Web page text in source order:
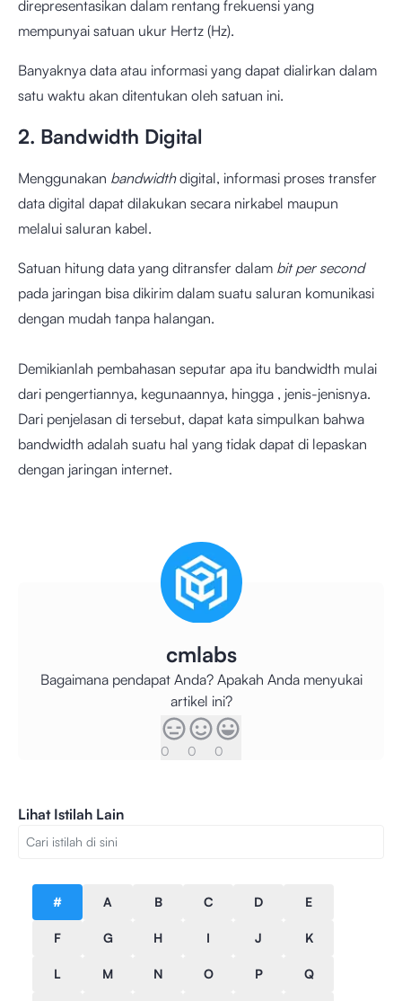
direpresentasikan dalam rentang frekuensi yang
mempunyai satuan ukur Hertz (Hz).
Banyaknya data atau informasi yang dapat dialirkan dalam
satu waktu akan ditentukan oleh satuan ini.
2. Bandwidth Digital
Menggunakan bandwidthdigital, informasi proses transfer
data digital dapat dilakukan secara nirkabel maupun
melalui saluran kabel.
Satuan hitung data yang ditransfer dalam bit per second
pada jaringan bisa dikirim dalam suatu saluran komunikasi
dengan mudah tanpa halangan.
Demikianlah pembahasan seputar apa itu bandwidth mulai
dari pengertiannya, kegunaannya, hingga , jenis-jenisnya.
Dari penjelasan di tersebut, dapat kata simpulkan bahwa
bandwidth adalah suatu hal yang tidak dapat di lepaskan
dengan jaringan internet.
cmlabs
Bagaimana pendapat Anda? Apakah Anda menyukai
artikel ini?
0 0 0
Lihat Istilah Lain
# A B C D E
F G H I J K
L M N O P Q